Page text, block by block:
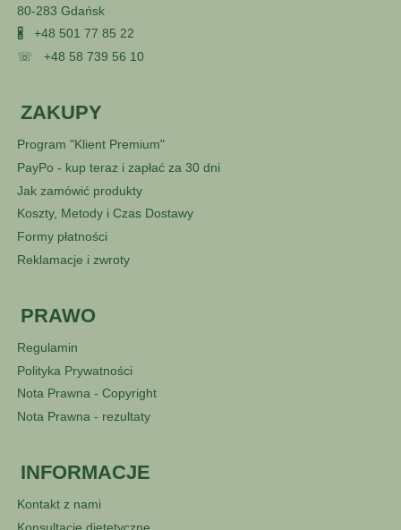
80-283 Gdańsk
🖁 +48 501 77 85 22
☏ +48 58 739 56 10
ZAKUPY
Program "Klient Premium"
PayPo - kup teraz i zapłać za 30 dni
Jak zamówić produkty
Koszty, Metody i Czas Dostawy
Formy płatności
Reklamacje i zwroty
PRAWO
Regulamin
Polityka Prywatności
Nota Prawna - Copyright
Nota Prawna - rezultaty
INFORMACJE
Kontakt z nami